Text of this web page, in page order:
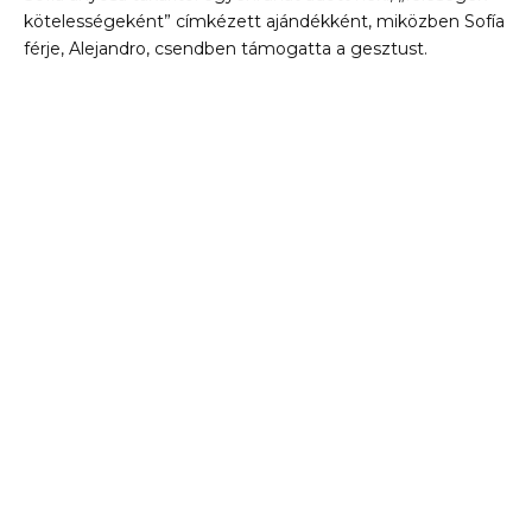
kötelességeként” címkézett ajándékként, miközben Sofía
férje, Alejandro, csendben támogatta a gesztust.